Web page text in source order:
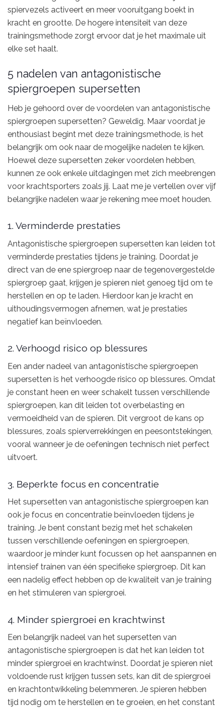
spiervezels activeert en meer vooruitgang boekt in
kracht en grootte. De hogere intensiteit van deze
trainingsmethode zorgt ervoor dat je het maximale uit
elke set haalt.
5 nadelen van antagonistische
spiergroepen supersetten
Heb je gehoord over de voordelen van antagonistische
spiergroepen supersetten? Geweldig. Maar voordat je
enthousiast begint met deze trainingsmethode, is het
belangrijk om ook naar de mogelijke nadelen te kijken.
Hoewel deze supersetten zeker voordelen hebben,
kunnen ze ook enkele uitdagingen met zich meebrengen
voor krachtsporters zoals jij. Laat me je vertellen over vijf
belangrijke nadelen waar je rekening mee moet houden.
1. Verminderde prestaties
Antagonistische spiergroepen supersetten kan leiden tot
verminderde prestaties tijdens je training. Doordat je
direct van de ene spiergroep naar de tegenovergestelde
spiergroep gaat, krijgen je spieren niet genoeg tijd om te
herstellen en op te laden. Hierdoor kan je kracht en
uithoudingsvermogen afnemen, wat je prestaties
negatief kan beïnvloeden.
2. Verhoogd risico op blessures
Een ander nadeel van antagonistische spiergroepen
supersetten is het verhoogde risico op blessures. Omdat
je constant heen en weer schakelt tussen verschillende
spiergroepen, kan dit leiden tot overbelasting en
vermoeidheid van de spieren. Dit vergroot de kans op
blessures, zoals spierverrekkingen en peesontstekingen,
vooral wanneer je de oefeningen technisch niet perfect
uitvoert.
3. Beperkte focus en concentratie
Het supersetten van antagonistische spiergroepen kan
ook je focus en concentratie beïnvloeden tijdens je
training. Je bent constant bezig met het schakelen
tussen verschillende oefeningen en spiergroepen,
waardoor je minder kunt focussen op het aanspannen en
intensief trainen van één specifieke spiergroep. Dit kan
een nadelig effect hebben op de kwaliteit van je training
en het stimuleren van spiergroei.
4. Minder spiergroei en krachtwinst
Een belangrijk nadeel van het supersetten van
antagonistische spiergroepen is dat het kan leiden tot
minder spiergroei en krachtwinst. Doordat je spieren niet
voldoende rust krijgen tussen sets, kan dit de spiergroei
en krachtontwikkeling belemmeren. Je spieren hebben
tijd nodig om te herstellen en te groeien, en het constant